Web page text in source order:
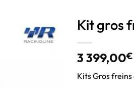
Kit gros
3 399,00€
Kits Gros freins